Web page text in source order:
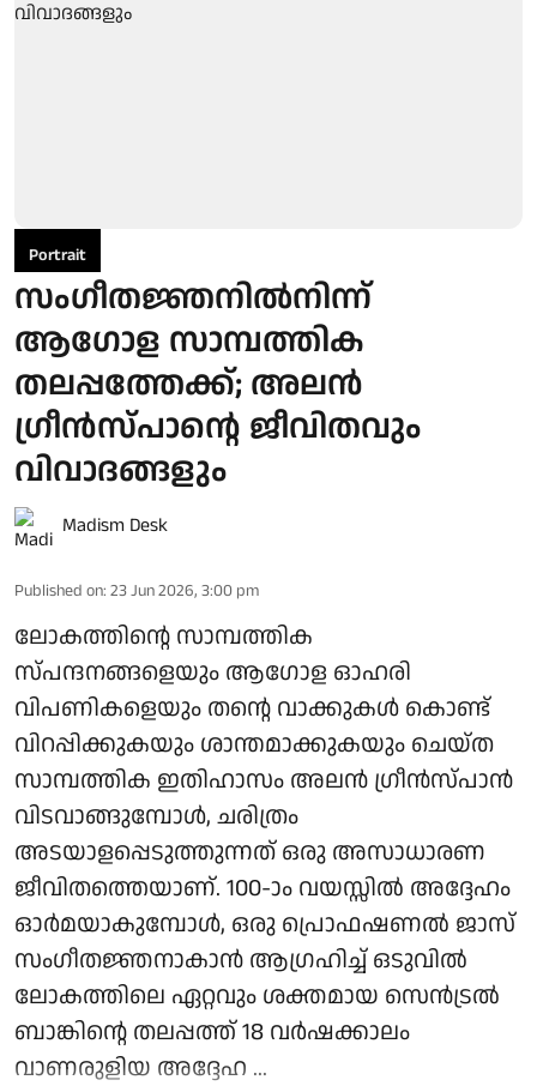
Portrait
സംഗീതജ്ഞനിൽനിന്ന്
ആഗോള സാമ്പത്തിക
തലപ്പത്തേക്ക്; അലൻ
ഗ്രീൻസ്പാന്റെ ജീവിതവും
വിവാദങ്ങളും
Madism Desk
Published on: 23 Jun 2026, 3:00 pm
ലോകത്തിന്റെ സാമ്പത്തിക
സ്പന്ദനങ്ങളെയും ആഗോള ഓഹരി
വിപണികളെയും തന്റെ വാക്കുകൾ കൊണ്ട്
വിറപ്പിക്കുകയും ശാന്തമാക്കുകയും ചെയ്ത
സാമ്പത്തിക ഇതിഹാസം അലൻ ഗ്രീൻസ്പാൻ
വിടവാങ്ങുമ്പോൾ, ചരിത്രം
അടയാളപ്പെടുത്തുന്നത് ഒരു അസാധാരണ
ജീവിതത്തെയാണ്. 100-ാം വയസ്സിൽ അദ്ദേഹം
ഓർമയാകുമ്പോൾ, ഒരു പ്രൊഫഷണൽ ജാസ്
സംഗീതജ്ഞനാകാൻ ആഗ്രഹിച്ച് ഒടുവിൽ
ലോകത്തിലെ ഏറ്റവും ശക്തമായ സെൻട്രൽ
ബാങ്കിന്റെ തലപ്പത്ത് 18 വർഷക്കാലം
വാണരുളിയ അദ്ദേഹ ...